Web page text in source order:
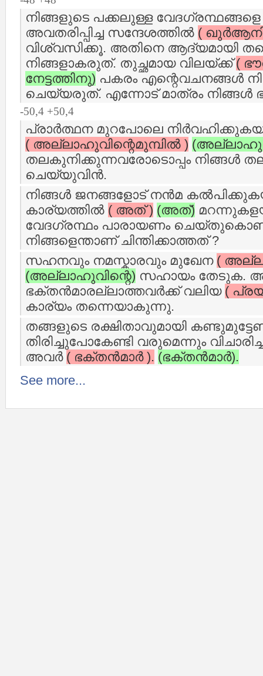
നിങ്ങളുടെ പക്കലുള്ള
അവതരിപ്പിച്ച സന്ദേശത്തില്‍ (
വിശ്വസിക്കൂ. അതിനെ ആദ്യമായി
നിങ്ങളാകരുത്‌. തുച്ഛമായ വിലയ്ക്ക്(
നേട്ടത്തിനു) പകരം എന്റെവചനങ്ങള്‍
ചെയ്യരുത്‌. എന്നോട് മാത്രം
-50,4 +50,4
പ്രാര്‍ത്ഥന മുറപോലെ
( അല്ലാഹുവിന്റെമുമ്പില്‍ )
തലകുനിക്കുന്നവരോടൊപ്പം നിങ്ങള്‍
ചെയ്യുവിന്‍.
നിങ്ങള്‍ ജനങ്ങളോട് നന്‍മ
കാര്യത്തില്‍ ( അത് ) (അത്‌)
വേദഗ്രന്ഥം പാരായണം
നിങ്ങളെന്താണ് ചിന്തിക്കാത്തത് ?
സഹനവും നമസ്കാരവും മുഖേന (
(അല്ലാഹുവിന്റെ) സഹായം തേടുക.
ഭക്തന്‍മാരല്ലാത്തവര്‍ക്ക് വലിയ (
കാര്യം തന്നെയാകുന്നു.
തങ്ങളുടെ രക്ഷിതാവുമായി
തിരിച്ചുപോകേണ്ടി വരുമെന്നും
അവര്‍ ( ഭക്തന്‍മാര്‍ ). (ഭക്തന്‍മാര്‍).
See more...